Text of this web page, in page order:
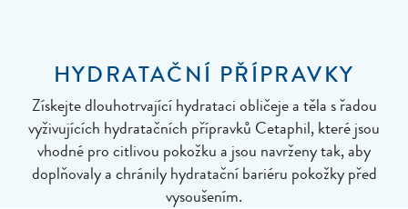
HYDRATAČNÍ PŘÍPRAVKY
Získejte dlouhotrvající hydrataci obličeje a těla s řadou
vyživujících hydratačních přípravků Cetaphil, které jsou
vhodné pro citlivou pokožku a jsou navrženy tak, aby
doplňovaly a chránily hydratační bariéru pokožky před
vysoušením.